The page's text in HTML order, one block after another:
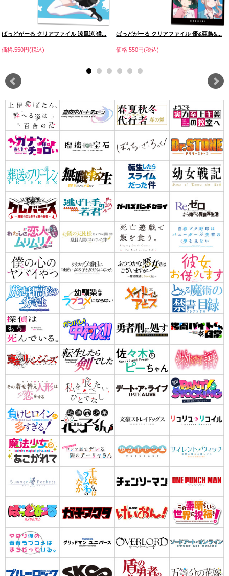
ばっどがーる クリアファイル 涼風涼 猫...
価格:550円(税込)
ばっどがーる クリアファイル 優&亜鳥&...
価格:550円(税込)